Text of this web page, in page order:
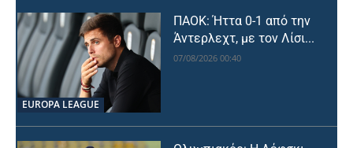
EUROPA LEAGUE
ΠΑΟΚ: Ήττα 0-1 από την
Άντερλεχτ, με τον Λίσι...
07/08/2026 00:40